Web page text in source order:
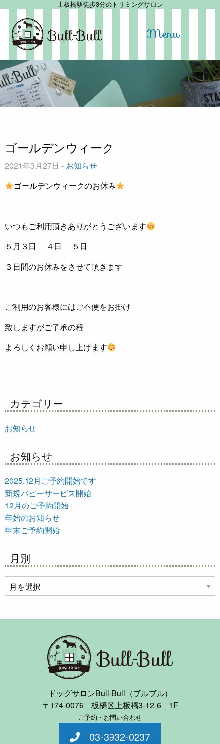
上板橋駅徒歩3分のトリミングサロン
Menu
ゴールデンウィーク
2021年3月27日 - お知らせ
ゴールデンウィークのお休み
いつもご利用頂きありがとうございます
５月３日 ４日 ５日
３日間のお休みをさせて頂きます
ご利用のお客様にはご不便をお掛け
致しますがご了承の程
よろしくお願い申し上げます
カテゴリー
お知らせ
お知らせ
2025.12月ご予約開始です
新規パピーサービス開始
12月のご予約開始
年始のお知らせ
年末ご予約開始
月別
別
ドッグサロンBull-Bull（ブルブル）
〒174-0076 板橋区上板橋3-12-6 1F
ご予約・お問い合わせ
03-3932-0237